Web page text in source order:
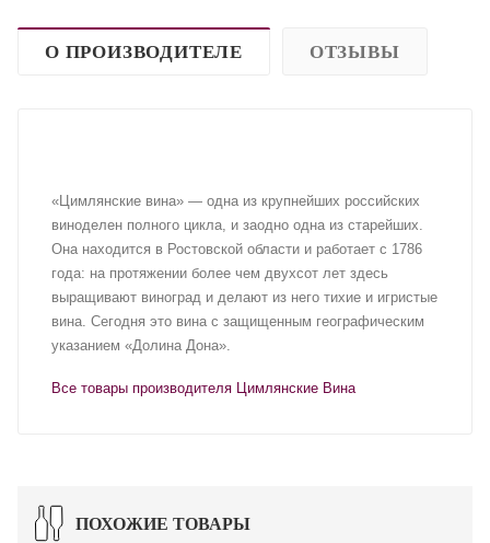
О ПРОИЗВОДИТЕЛЕ ОТЗЫВЫ
«Цимлянские вина» — одна из крупнейших российских
виноделен полного цикла, и заодно одна из старейших.
Она находится в Ростовской области и работает с 1786
года: на протяжении более чем двухсот лет здесь
выращивают виноград и делают из него тихие и игристые
вина. Сегодня это вина с защищенным географическим
указанием «Долина Дона».
Все товары производителя Цимлянские Вина
ПОХОЖИЕ ТОВАРЫ